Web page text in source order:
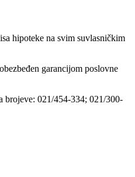
hipoteke na svim suvlasničkim
garancijom poslovne
brojeve: 021/454-334; 021/300-